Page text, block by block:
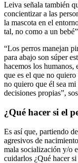
Leiva señala también
concientizar a las
la mascota en el
tal, no como a un bebé”
“Los perros manejan
para abajo son súper
hacemos los
que es el que no
no quiero que él sea
decisiones propias”,
¿Qué hacer si el
Es así que, partiendo
agresivos de
mala socialización y/o
cuidarlos ¿Qué hacer